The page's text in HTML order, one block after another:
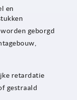
en
geborgd
retardatie
gestraald